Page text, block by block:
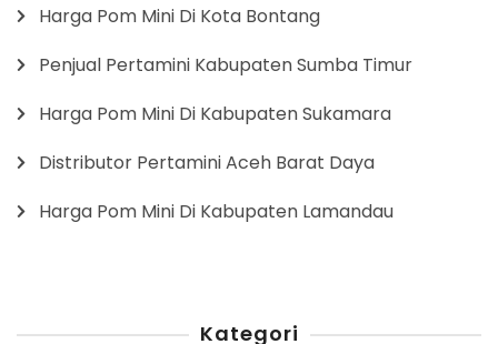
Harga Pom Mini Di Kota Bontang
Penjual Pertamini Kabupaten Sumba Timur
Harga Pom Mini Di Kabupaten Sukamara
Distributor Pertamini Aceh Barat Daya
Harga Pom Mini Di Kabupaten Lamandau
Kategori